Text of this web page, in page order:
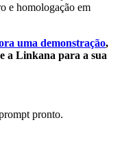
e homologação em
uma demonstração,
a Linkana para a sua
pronto.